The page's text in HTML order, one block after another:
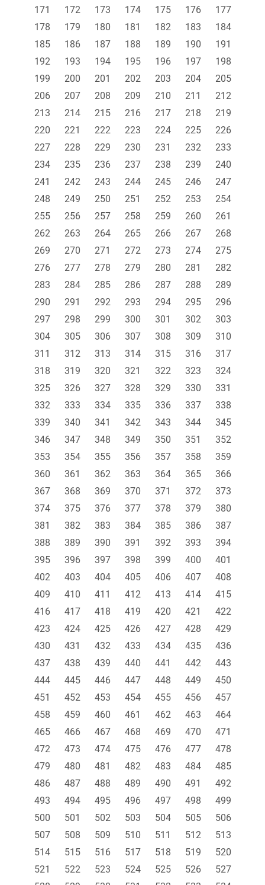
171
172 173 174 175 176
177
178
179 180 181 182 183
184
185
186 187 188 189 190
191
192
193 194 195 196 197
198
199
200 201 202 203 204
205
206
207 208 209 210 211
212
213
214 215 216 217 218
219
220
221 222 223 224 225
226
227
228 229 230 231 232
233
234
235 236 237 238 239
240
241
242 243 244 245 246
247
248
249 250 251 252 253
254
255
256 257 258 259 260
261
262
263 264 265 266 267
268
269
270 271 272 273 274
275
276
277 278 279 280 281
282
283
284 285 286 287 288
289
290
291 292 293 294 295
296
297
298 299 300 301 302
303
304
305 306 307 308 309
310
311
312 313 314 315 316
317
318
319 320 321 322 323
324
325
326 327 328 329 330
331
332
333 334 335 336 337
338
339
340 341 342 343 344
345
346
347 348 349 350 351
352
353
354 355 356 357 358
359
360
361 362 363 364 365
366
367
368 369 370 371 372
373
374
375 376 377 378 379
380
381
382 383 384 385 386
387
388
389 390 391 392 393
394
395
396 397 398 399 400
401
402
403 404 405 406 407
408
409
410 411 412 413 414
415
416
417 418 419 420 421
422
423
424 425 426 427 428
429
430
431 432 433 434 435
436
437
438 439 440 441 442
443
444
445 446 447 448 449
450
451
452 453 454 455 456
457
458
459 460 461 462 463
464
465
466 467 468 469 470
471
472
473 474 475 476 477
478
479
480 481 482 483 484
485
486
487 488 489 490 491
492
493
494 495 496 497 498
499
500
501 502 503 504 505
506
507
508 509 510 511 512
513
514
515 516 517 518 519
520
521
522 523 524 525 526
527